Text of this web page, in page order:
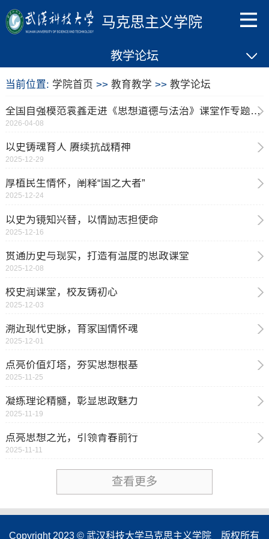
马克思主义学院
教学论坛
当前位置: 学院首页 >> 教育教学 >> 教学论坛
全国自强模范袁鑫走进《思想道德与法治》课堂作专题思政报告
2026-04-08
以史铸魂育人 赓续抗战精神
2025-12-29
厚植民生情怀，阐释“国之大者”
2025-12-24
以史为镜知兴替，以情励志担使命
2025-12-16
贯通历史与现实，打造有温度的思政课堂
2025-12-08
校史润课堂，校友铸初心
2025-12-03
溯近现代史脉，育家国情怀魂
2025-12-01
点亮价值灯塔，夯实思想根基
2025-11-25
凝练理论精髓，彰显思政魅力
2025-11-19
点亮思想之光，引领青春前行
2025-11-11
查看更多
Copyright 2023 © 武汉科技大学马克思主义学院 版权所有